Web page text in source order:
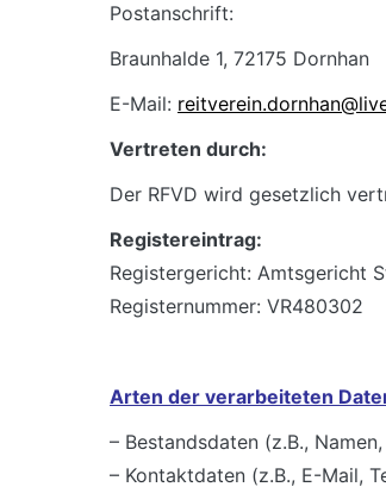
Postanschrift:
Braunhalde 1, 72175 Dornhan
E-Mail:
Vertreten durch:
Der RFVD wird gesetzlich
Registereintrag:
Registergericht: Amtsgericht
Registernummer: VR480302
Arten der verarbeiteten
– Bestandsdaten (z.B.,
– Kontaktdaten (z.B., E-Mail,